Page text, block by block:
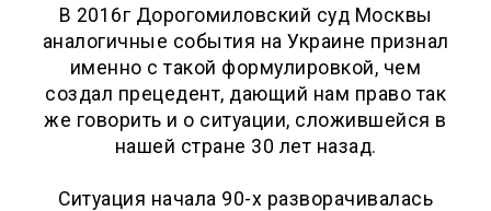
В 2016г Дорогомиловский суд Москвы
аналогичные события на Украине признал
именно с такой формулировкой, чем
создал прецедент, дающий нам право так
же говорить и о ситуации, сложившейся в
нашей стране 30 лет назад.
Ситуация начала 90-х разворачивалась